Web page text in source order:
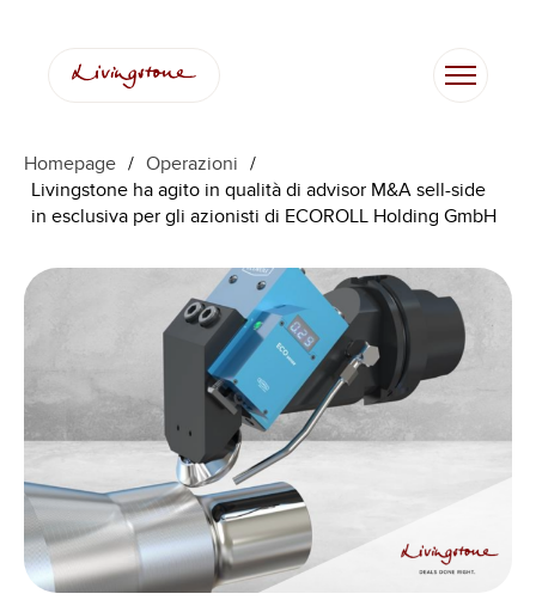
Homepage / Operazioni /
Livingstone ha agito in qualità di advisor M&A sell-side
in esclusiva per gli azionisti di ECOROLL Holding GmbH